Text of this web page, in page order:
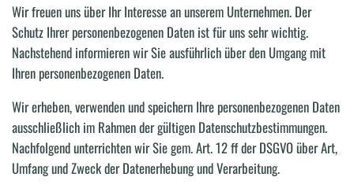
Wir freuen uns über Ihr Interesse an unserem Unternehmen. Der
Schutz Ihrer personenbezogenen Daten ist für uns sehr wichtig.
Nachstehend informieren wir Sie ausführlich über den Umgang mit
Ihren personenbezogenen Daten.
Wir erheben, verwenden und speichern Ihre personenbezogenen Daten
ausschließlich im Rahmen der gültigen Datenschutzbestimmungen.
Nachfolgend unterrichten wir Sie gem. Art. 12 ff der DSGVO über Art,
Umfang und Zweck der Datenerhebung und Verarbeitung.